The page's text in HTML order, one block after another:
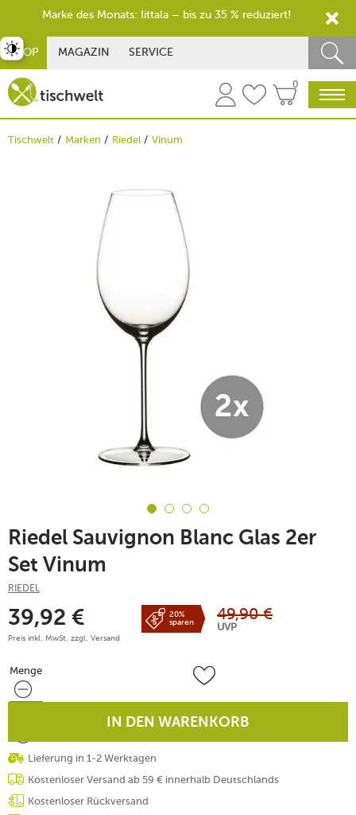
SHOP MAGAZIN SERVICE
0
Tischwelt Marken Riedel Vinum
Riedel Sauvignon Blanc Glas 2er
Set Vinum
RIEDEL
39,92 €
Preis inkl. MwSt. zzgl. Versand
20%
sparen
49,90 €
UVP
Menge
Menge
IN DEN WARENKORB
Lieferung in 1-2 Werktagen
Kostenloser Versand ab 59 € innerhalb Deutschlands
Kostenloser Rückversand
umschalten
Marke des Monats: Iittala – bis zu 35 % reduziert!